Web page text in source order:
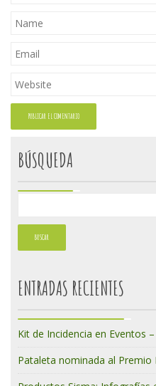
BÚSQUEDA
ENTRADAS RECIENTES
Kit de Incidencia en Eventos
Pataleta nominada al Premio